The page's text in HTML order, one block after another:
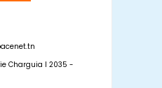
Charguia I 2035 -